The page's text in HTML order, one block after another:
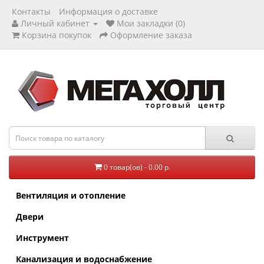
Контакты
Информация о доставке
Личный кабинет
Мои закладки (0)
Корзина покупок
Оформление заказа
0 товар(ов) - 0.00 р.
Вентиляция и отопление
Двери
Инструмент
Канализация и водоснабжение